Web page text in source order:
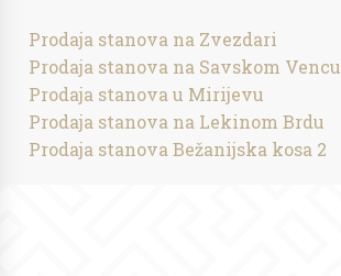
Prodaja stanova na Zvezdari
Prodaja stanova na Savskom Vencu
Prodaja stanova u Mirijevu
Prodaja stanova na Lekinom Brdu
Prodaja stanova Bežanijska kosa 2